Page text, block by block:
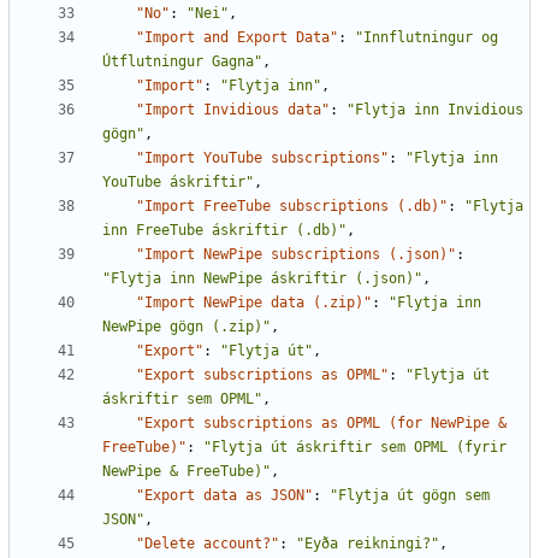
"No" : "Nei" ,
"Import and Export Data" :
"Innflutningur og
Útflutningur Gagna" ,
"Import" : "Flytja inn" ,
"Import Invidious data" :
"Flytja inn Invidious
gögn" ,
"Import YouTube subscriptions" :
"Flytja inn
YouTube áskriftir" ,
"Import FreeTube subscriptions (.db)" :
"Flytja
inn FreeTube áskriftir (.db)" ,
"Import NewPipe subscriptions (.json)" :
"Flytja inn NewPipe áskriftir (.json)" ,
"Import NewPipe data (.zip)" :
"Flytja inn
NewPipe gögn (.zip)" ,
"Export" : "Flytja út" ,
"Export subscriptions as OPML" :
"Flytja út
áskriftir sem OPML" ,
"Export subscriptions as OPML (for NewPipe &
FreeTube)" :
"Flytja út áskriftir sem OPML (fyrir
NewPipe & FreeTube)" ,
"Export data as JSON" :
"Flytja út gögn sem
JSON" ,
"Delete account?" : "Eyða reikningi?" ,